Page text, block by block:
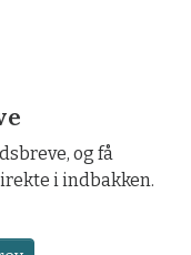
og få
i indbakken.